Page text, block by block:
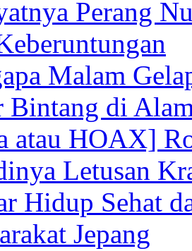
Perang
Malam
di
atau HOAX]
Letusan
Hidup Sehat
Jepang